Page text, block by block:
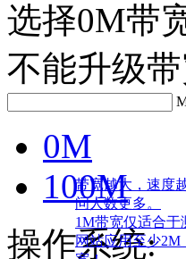
选择0M带
不能升级带
0M
100M
带宽越大，速度
问人数更多。
1M带宽仅适合于
网站应用至少2M
操作系统: